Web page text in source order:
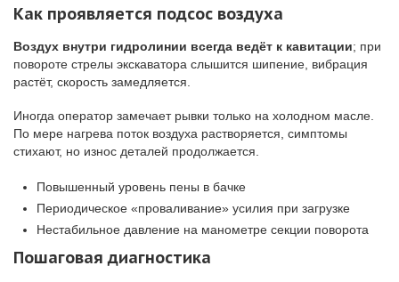
Как проявляется подсос воздуха
Воздух внутри гидролинии всегда ведёт к кавитации; при
повороте стрелы экскаватора слышится шипение, вибрация
растёт, скорость замедляется.
Иногда оператор замечает рывки только на холодном масле.
По мере нагрева поток воздуха растворяется, симптомы
стихают, но износ деталей продолжается.
Повышенный уровень пены в бачке
Периодическое «проваливание» усилия при загрузке
Нестабильное давление на манометре секции поворота
Пошаговая диагностика